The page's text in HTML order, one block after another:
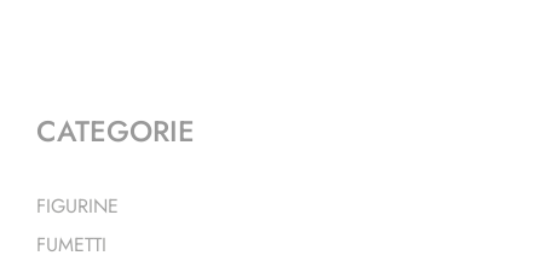
CATEGORIE
FIGURINE
FUMETTI